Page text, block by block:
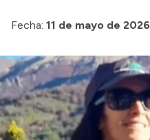
Fecha: 11 de mayo de 2026